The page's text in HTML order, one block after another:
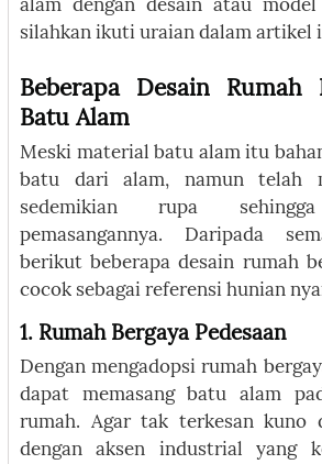
alam dengan desain atau model
silahkan ikuti uraian dalam artikel
Beberapa Desain Rumah
Batu Alam
Meski material batu alam itu
batu dari alam, namun telah
sedemikian rupa sehingga
pemasangannya. Daripada
berikut beberapa desain rumah
cocok sebagai referensi hunian
1. Rumah Bergaya Pedesaan
Dengan mengadopsi rumah
dapat memasang batu alam
rumah. Agar tak terkesan kuno
dengan aksen industrial yang